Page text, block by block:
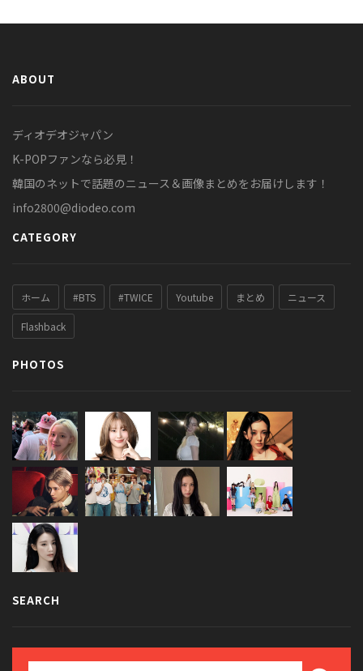
ABOUT
ディオデオジャパン
K-POPファンなら必見！
韓国のネットで話題のニュース＆画像まとめをお届けします！
info2800@diodeo.com
CATEGORY
ホーム #BTS #TWICE Youtube まとめ ニュース
Flashback
PHOTOS
SEARCH